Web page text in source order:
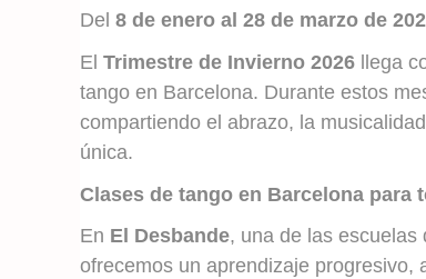
Del 8 de enero al 28 de marzo de
El Trimestre de Invierno 2026 llega
tango en Barcelona. Durante estos
compartiendo el abrazo, la
única.
Clases de tango en Barcelona para
En El Desbande, una de las escuelas
ofrecemos un aprendizaje progresivo,